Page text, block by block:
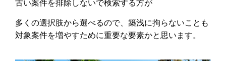
古い案件を排除しないで検索する方が
多くの選択肢から選べるので、築浅に拘らないことも
対象案件を増やすために重要な要素かと思います。